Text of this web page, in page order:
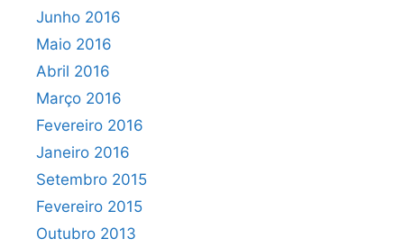
Junho 2016
Maio 2016
Abril 2016
Março 2016
Fevereiro 2016
Janeiro 2016
Setembro 2015
Fevereiro 2015
Outubro 2013